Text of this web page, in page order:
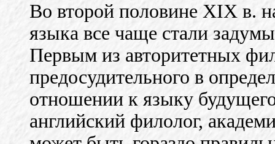
Во второй половине XIX в.
языка все чаще стали
Первым из авторитетных
предосудительного в
отношении к языку
английский филолог,